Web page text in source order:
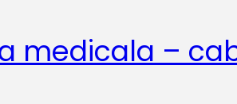
medicala –